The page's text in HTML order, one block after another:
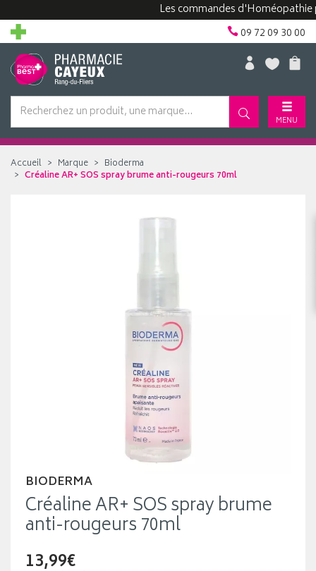
Les commandes d'Homéopathie
09 72 09 30 00
MENU
Accueil Marque
Bioderma
Créaline AR+ SOS spray brume anti-rougeurs 70ml
BIODERMA
Créaline AR+ SOS spray brume
anti-rougeurs 70ml
13,99€